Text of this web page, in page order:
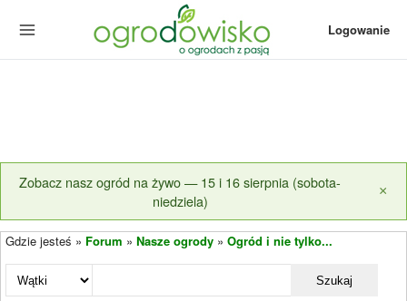
Logowanie
Zobacz nasz ogród na żywo — 15 i 16 sierpnia (sobota-
niedziela)
×
Gdzie jesteś » Forum » Nasze ogrody » Ogród i nie tylko...
Szukaj